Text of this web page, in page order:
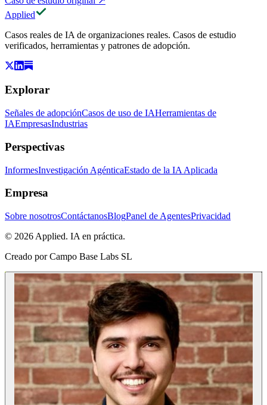
Applied
Casos reales de IA de organizaciones reales. Casos de estudio
verificados, herramientas y patrones de adopción.
Explorar
Señales de adopciónCasos de uso de IAHerramientas de
IAEmpresasIndustrias
Perspectivas
InformesInvestigación AgénticaEstado de la IA Aplicada
Empresa
Sobre nosotrosContáctanosBlogPanel de AgentesPrivacidad
© 2026 Applied. IA en práctica.
Creado por Campo Base Labs SL